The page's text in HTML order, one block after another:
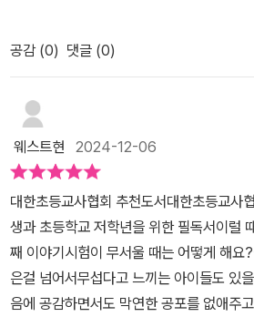
를 읽으며 엄마인 저도 덩달아 한 가지 배
지는 않았는지 지난 날들을 반성하기도 하
가 이 책에 나온 참아 카드 아이디어가 좋
때는 이것을 공약으로 내세울 건가 봅니다.
이 마음 같은 책이었다. 점점 많아지는 시
마음이 힘들어지는 아이를 보며 너만 그런
싶어서 읽게 된 책이었는데 아이의 마음뿐
떻게 잘 넘길 수 있도록 도와줘야 하는지
으며 아이는 그저 엄마가 웃으면 좋겠다,
난다라고 말하며 요즘 엄마가 웃지 않는다
부분이 있었다. 엄마한테 사랑받고 싶은 아
자신에게 화가 나고 속상한 마음을 동시에
상태는 어떤지 생각하니 다르지 않을 거 같
그리고 아이가 책을 읽다 울었다고 앞서
도 책에서처럼 나한테 괜찮다고 말해주지
미안했다. 책 속의 엄마처럼 아이와 함께
공감 (0) 댓글 (0)
웨스트현 2024-12-06
대한초등교사협회 추천도서대한초등교사
생과 초등학교 저학년을 위한 필독서​이럴
째 이야기시험이 무서울 때는 어떻게 해요
은걸 넘어서무섭다고 느끼는 아이들도 있
음에 공감하면서도 막연한 공포를 없애주